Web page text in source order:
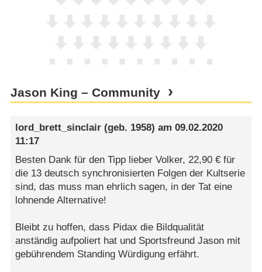
Jason King – Community
lord_brett_sinclair (geb. 1958) am09.02.2020
11:17
Besten Dank für den Tipp lieber Volker, 22,90 € für
die 13 deutsch synchronisierten Folgen der Kultserie
sind, das muss man ehrlich sagen, in der Tat eine
lohnende Alternative!
Bleibt zu hoffen, dass Pidax die Bildqualität
anständig aufpoliert hat und Sportsfreund Jason mit
gebührendem Standing Würdigung erfährt.